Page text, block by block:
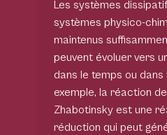
Les systèmes
systèmes physico-
maintenus
peuvent évoluer vers
dans le temps ou dans
exemple, la réaction
Zhabotinsky est une
réduction qui peut